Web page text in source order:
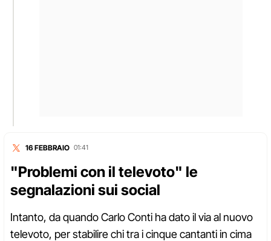
16 FEBBRAIO 01:41
"Problemi con il televoto" le
segnalazioni sui social
Intanto, da quando Carlo Conti ha dato il via al nuovo
televoto, per stabilire chi tra i cinque cantanti in cima